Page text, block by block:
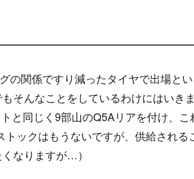
の関係ですり減ったタイヤで出場と
そんなことをしているわけにはいき
と同じく9部山のQ5Aリアを付け、
ックはもうないですが、供給され
なりますが…）